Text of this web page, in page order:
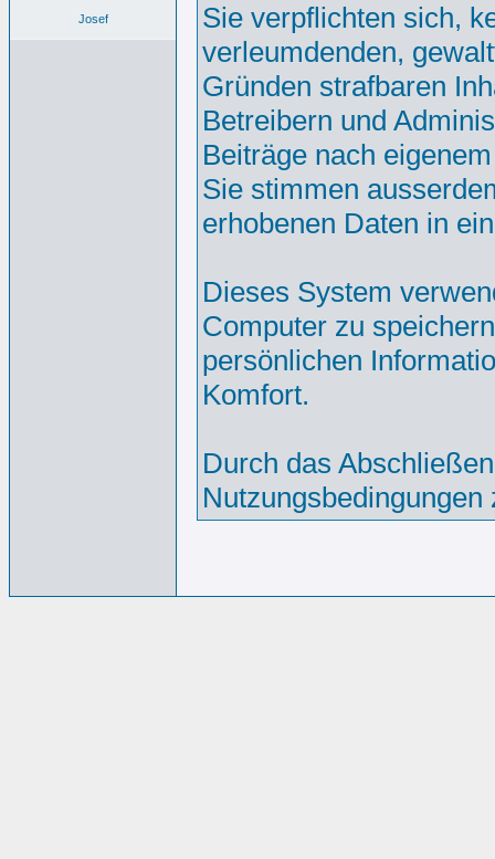
Josef
Sie verpflichten sich,
verleumdenden,
Gründen strafbaren
Betreibern und
Beiträge nach
Sie stimmen
erhobenen Daten in
Dieses System
Computer zu
persönlichen
Komfort.
Durch das
Nutzungsbedingungen